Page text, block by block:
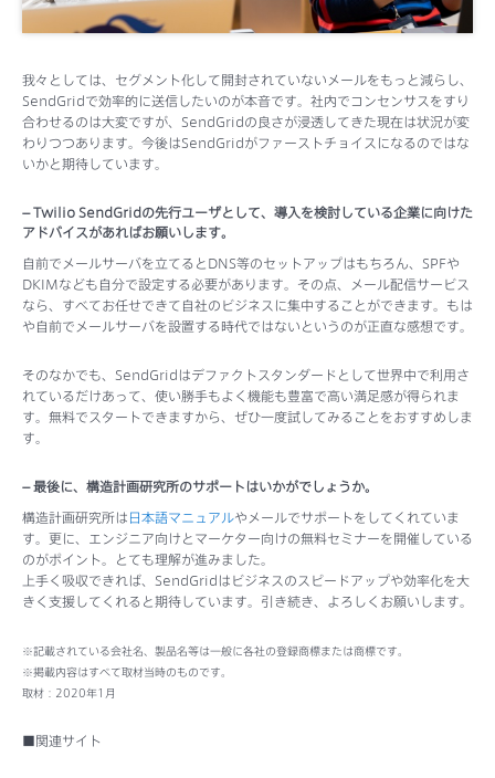
我々としては、セグメント化して開封されていないメールをもっと減らし、
SendGridで効率的に送信したいのが本音です。社内でコンセンサスをすり
合わせるのは大変ですが、SendGridの良さが浸透してきた現在は状況が変
わりつつあります。今後はSendGridがファーストチョイスになるのではな
いかと期待しています。
– Twilio SendGridの先行ユーザとして、導入を検討している企業に向けた
アドバイスがあればお願いします。
自前でメールサーバを立てるとDNS等のセットアップはもちろん、SPFや
DKIMなども自分で設定する必要があります。その点、メール配信サービス
なら、すべてお任せできて自社のビジネスに集中することができます。もは
や自前でメールサーバを設置する時代ではないというのが正直な感想です。
そのなかでも、SendGridはデファクトスタンダードとして世界中で利用さ
れているだけあって、使い勝手もよく機能も豊富で高い満足感が得られま
す。無料でスタートできますから、ぜひ一度試してみることをおすすめしま
す。
– 最後に、構造計画研究所のサポートはいかがでしょうか。
構造計画研究所は日本語マニュアルやメールでサポートをしてくれていま
す。更に、エンジニア向けとマーケター向けの無料セミナーを開催している
のがポイント。とても理解が進みました。
上手く吸収できれば、SendGridはビジネスのスピードアップや効率化を大
きく支援してくれると期待しています。引き続き、よろしくお願いします。
※記載されている会社名、製品名等は一般に各社の登録商標または商標です。
※掲載内容はすべて取材当時のものです。
取材：2020年1月
■関連サイト